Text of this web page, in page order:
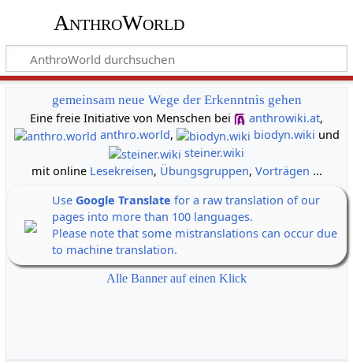
AnthroWorld
gemeinsam neue Wege der Erkenntnis gehen
Eine freie Initiative von Menschen bei
anthrowiki.at,
anthro.world, biodyn.wiki und
steiner.wiki
mit online Lesekreisen, Übungsgruppen, Vorträgen ...
Use Google Translate for a raw translation of our
pages into more than 100 languages.
Please note that some mistranslations can occur due
to machine translation.
Alle Banner auf einen Klick